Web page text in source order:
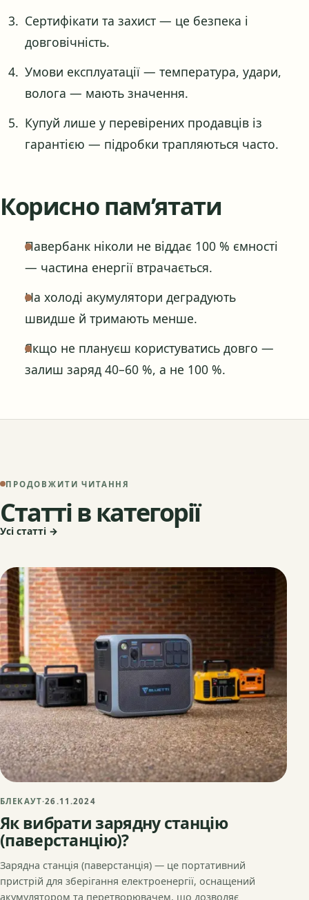
Сертифікати та захист — це безпека і
довговічність.
Умови експлуатації — температура, удари,
волога — мають значення.
Купуй лише у перевірених продавців із
гарантією — підробки трапляються часто.
Корисно пам’ятати
Павербанк ніколи не віддає 100 % ємності
— частина енергії втрачається.
На холоді акумулятори деградують
швидше й тримають менше.
Якщо не плануєш користуватись довго —
залиш заряд 40–60 %, а не 100 %.
ПРОДОВЖИТИ ЧИТАННЯ
Статті в категорії
Усі статті →
БЛЕКАУТ·26.11.2024
Як вибрати зарядну станцію
(паверстанцію)?
Зарядна станція (паверстанція) — це портативний
пристрій для зберігання електроенергії, оснащений
акумулятором та перетворювачем, що дозволяє